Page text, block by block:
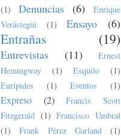
(1)
Denuncias (6)
Enrique
Verástegui
(1) Ensayo (6)
Entrañas (19)
Entrevistas (11)
Ernest
Hemingway
(1) Esquilo
(1)
Eurípides
(1) Eventos (1)
Expreso (2)
Francis Scott
Fitzgerald (1) Francisco Umbral
(1)
Frank Pérez Garland (1)